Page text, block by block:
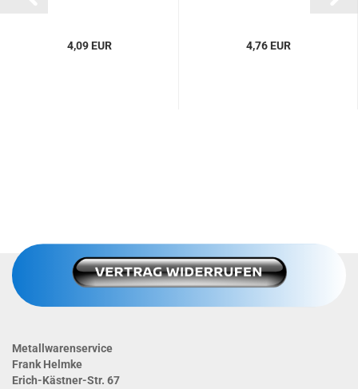
4,09 EUR 4,76 EUR
Metallwarenservice
Frank Helmke
Erich-Kästner-Str. 67